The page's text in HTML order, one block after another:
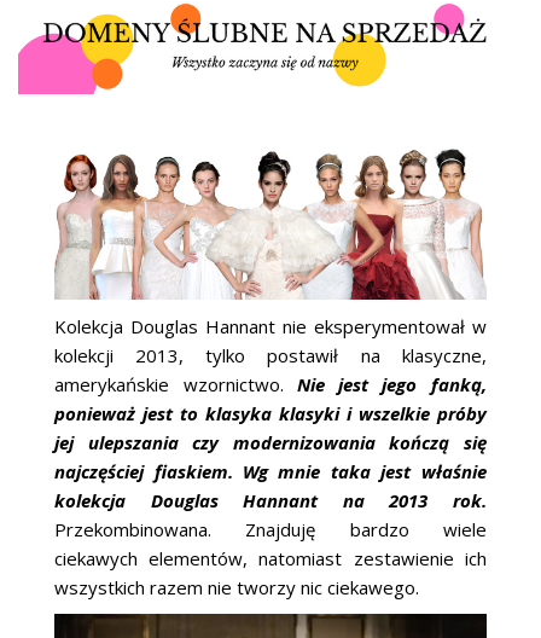
{HOT SEXY BEST}
BRI GROUP
ŚLUBNE STYLE
MAGAZYNY
ARCHIWUM
Kolekcja Douglas Hannant nie eksperymentował w
kolekcji 2013, tylko postawił na klasyczne,
amerykańskie wzornictwo. Nie jest jego fanką,
ponieważ jest to klasyka klasyki i wszelkie próby
jej ulepszania czy modernizowania kończą się
najczęściej fiaskiem. Wg mnie taka jest właśnie
kolekcja Douglas Hannant na 2013 rok.
Przekombinowana. Znajduję bardzo wiele
ciekawych elementów, natomiast zestawienie ich
wszystkich razem nie tworzy nic ciekawego.